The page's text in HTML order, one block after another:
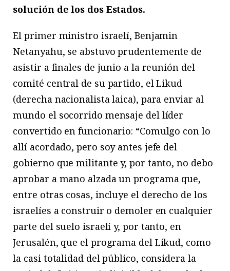
solución de los dos Estados.
El primer ministro israelí, Benjamin
Netanyahu, se abstuvo prudentemente de
asistir a finales de junio a la reunión del
comité central de su partido, el Likud
(derecha nacionalista laica), para enviar al
mundo el socorrido mensaje del líder
convertido en funcionario: “Comulgo con lo
allí acordado, pero soy antes jefe del
gobierno que militante y, por tanto, no debo
aprobar a mano alzada un programa que,
entre otras cosas, incluye el derecho de los
israelíes a construir o demoler en cualquier
parte del suelo israelí y, por tanto, en
Jerusalén, que el programa del Likud, como
la casi totalidad del público, considera la